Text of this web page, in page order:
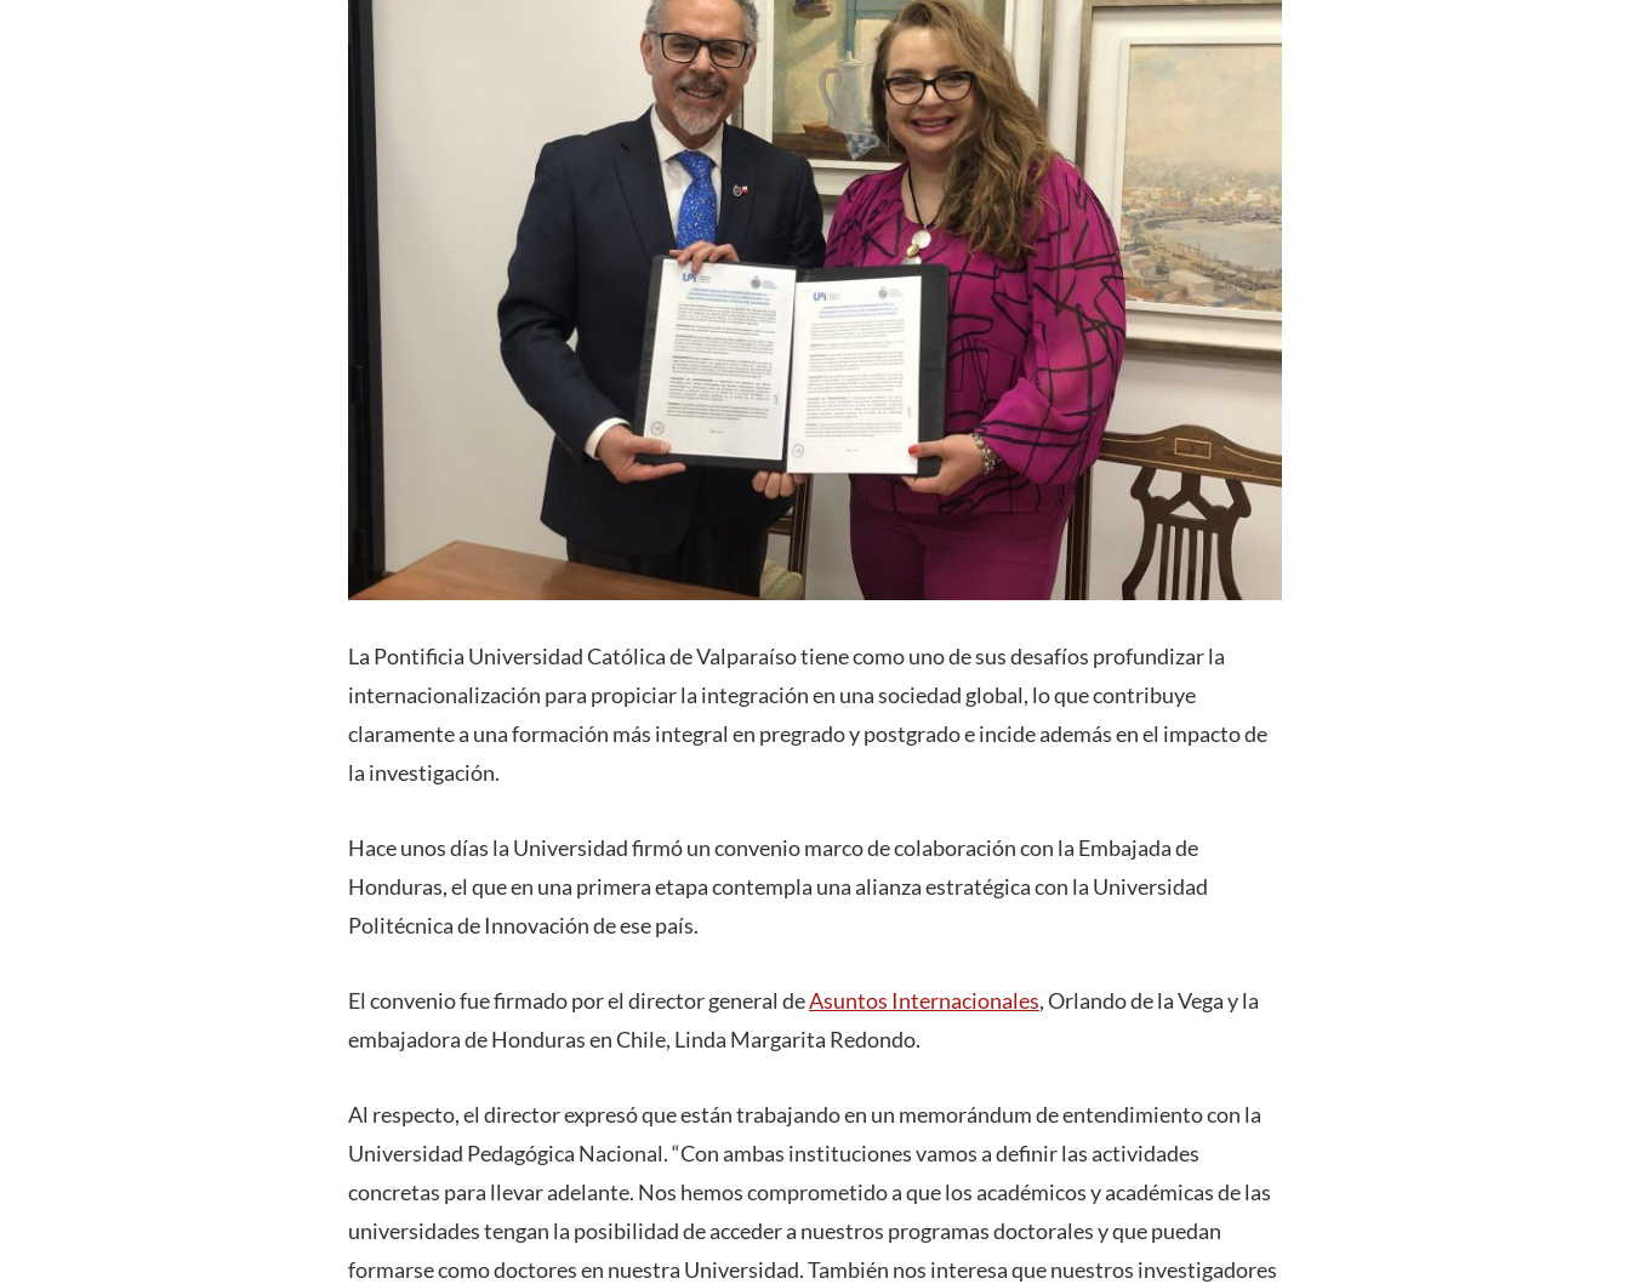
La Pontificia Universidad Católica de Valparaíso tiene como uno de sus desafíos profundizar la
internacionalización para propiciar la integración en una sociedad global, lo que contribuye
claramente a una formación más integral en pregrado y postgrado e incide además en el impacto de
la investigación.
Hace unos días la Universidad firmó un convenio marco de colaboración con la Embajada de
Honduras, el que en una primera etapa contempla una alianza estratégica con la Universidad
Politécnica de Innovación de ese país.
El convenio fue firmado por el director general deAsuntos Internacionales, Orlando de la Vega y la
embajadora de Honduras en Chile, Linda Margarita Redondo.
Al respecto, el director expresó que están trabajando en un memorándum de entendimiento con la
Universidad Pedagógica Nacional. “Con ambas instituciones vamos a definir las actividades
concretas para llevar adelante. Nos hemos comprometido a que los académicos y académicas de las
universidades tengan la posibilidad de acceder a nuestros programas doctorales y que puedan
formarse como doctores en nuestra Universidad. También nos interesa que nuestros investigadores